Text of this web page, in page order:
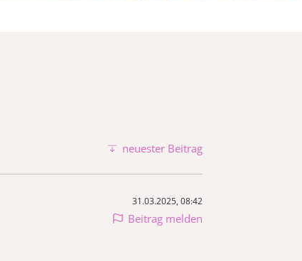
neuester Beitrag
31.03.2025, 08:42
Beitrag melden